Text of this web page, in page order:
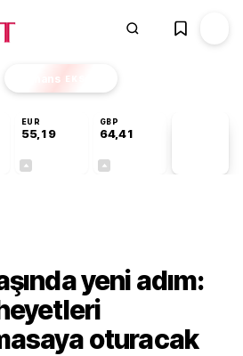
Finans EKSTRA
EUR
55,19
GBP
64,41
yeni adım:
oturacak